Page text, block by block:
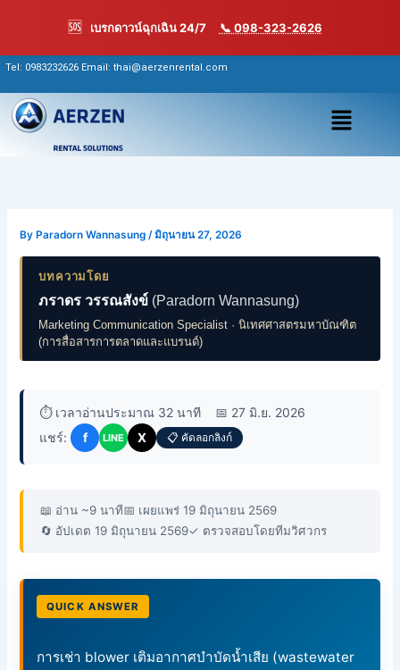
🆘 เบรกดาวน์ฉุกเฉิน 24/7 📞 098-323-2626
content
Tel: 0983232626 Email: thai@aerzenrental.com
เมนู
By Paradorn Wannasung/มิถุนายน 27, 2026
บทความโดย
ภราดร วรรณสังข์ (Paradorn Wannasung)
Marketing Communication Specialist · นิเทศศาสตรมหาบัณฑิต
(การสื่อสารการตลาดและแบรนด์)
⏱️ เวลาอ่านประมาณ 32 นาที
📅 27 มิ.ย. 2026
แชร์:
f LINE X 📋 คัดลอกลิงก์
📖 อ่าน ~9 นาที📅 เผยแพร่ 19 มิถุนายน 2569
🔄 อัปเดต 19 มิถุนายน 2569✓ ตรวจสอบโดยทีมวิศวกร
QUICK ANSWER
การเช่า blower เติมอากาศบำบัดน้ำเสีย (wastewater